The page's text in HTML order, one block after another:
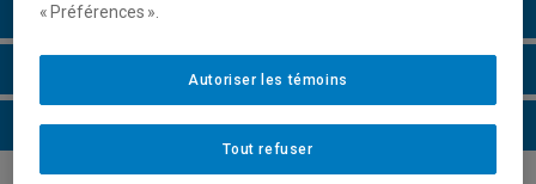
Horaire - Été 2026
Horaire - Automne 2026
Horaire - Hiver 2027
« Préférences ».
Tout refuser
Autoriser les témoins